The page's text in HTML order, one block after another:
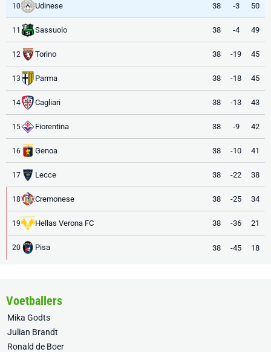
10 Udinese 38 -3 50
11 Sassuolo 38 -4 49
12 Torino 38 -19 45
13 Parma 38 -18 45
14 Cagliari 38 -13 43
15 Fiorentina 38 -9 42
16 Genoa 38 -10 41
17 Lecce 38 -22 38
18 Cremonese 38 -25 34
19 Hellas Verona FC 38 -36 21
20 Pisa 38 -45 18
Voetballers
Mika Godts
Julian Brandt
Ronald de Boer